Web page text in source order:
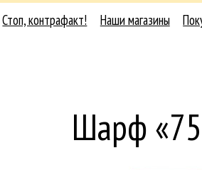
Стоп, контрафакт! Наши магазины
Шарф